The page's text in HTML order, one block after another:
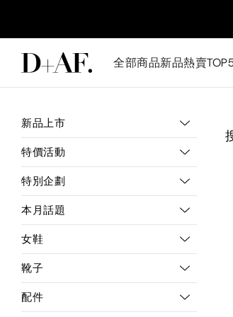
全部商品新品熱賣
新品上市
特價活動
特別企劃
本月話題
女鞋
靴子
配件